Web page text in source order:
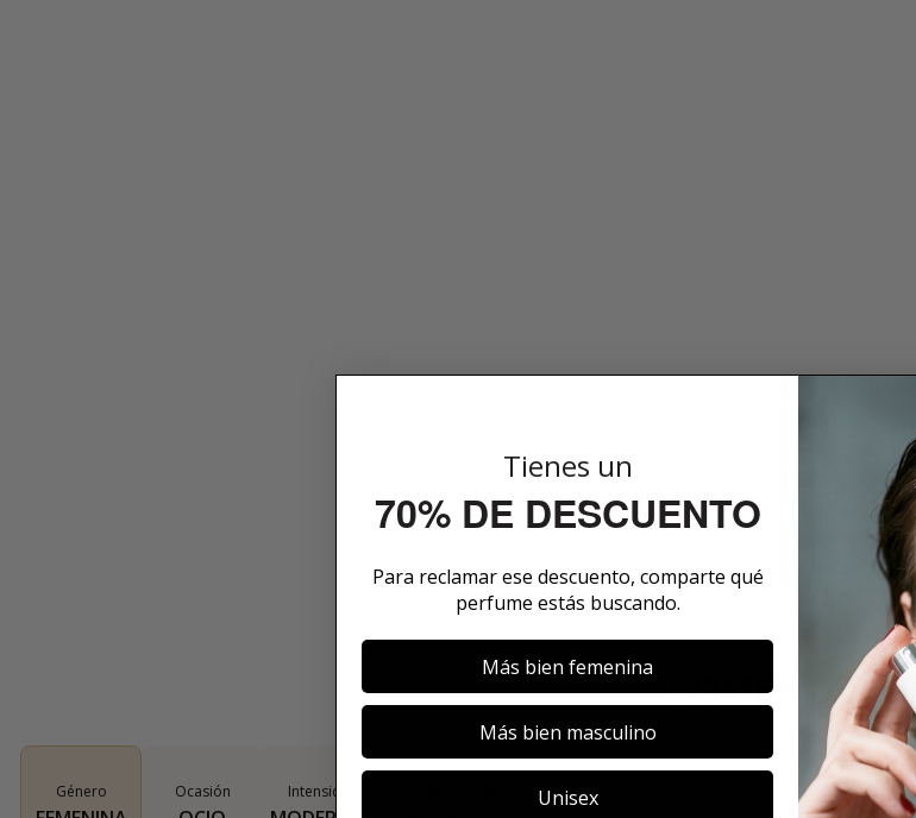
Género Ocasión Intensidad
Tienes un
70% DE DESCUENTO
Para reclamar ese descuento, comparte qué
perfume estás buscando.
Más bien femenina
Más bien masculino
Unisex